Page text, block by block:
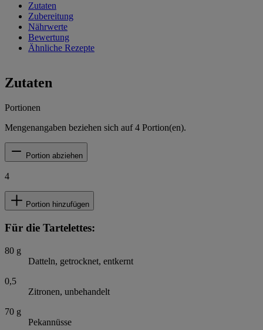
Zutaten
Zubereitung
Nährwerte
Bewertung
Ähnliche Rezepte
Zutaten
Portionen
Mengenangaben beziehen sich auf4 Portion(en).
Portion abziehen
4
Portion hinzufügen
Für die Tartelettes:
80 g
Datteln, getrocknet, entkernt
0,5
Zitronen, unbehandelt
70 g
Pekannüsse